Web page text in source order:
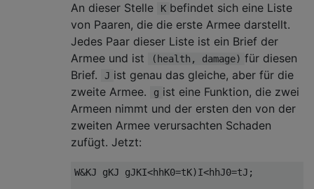
An dieser Stelle K befindet sich eine Liste
von Paaren, die die erste Armee darstellt.
Jedes Paar dieser Liste ist ein Brief der
Armee und ist
(health, damage) für diesen
Brief.
J ist genau das gleiche, aber für die
zweite Armee.
g ist eine Funktion, die zwei
Armeen nimmt und der ersten den von der
zweiten Armee verursachten Schaden
zufügt. Jetzt:
W&KJ gKJ gJKI<hhK0=tK)I<hhJ0=tJ;